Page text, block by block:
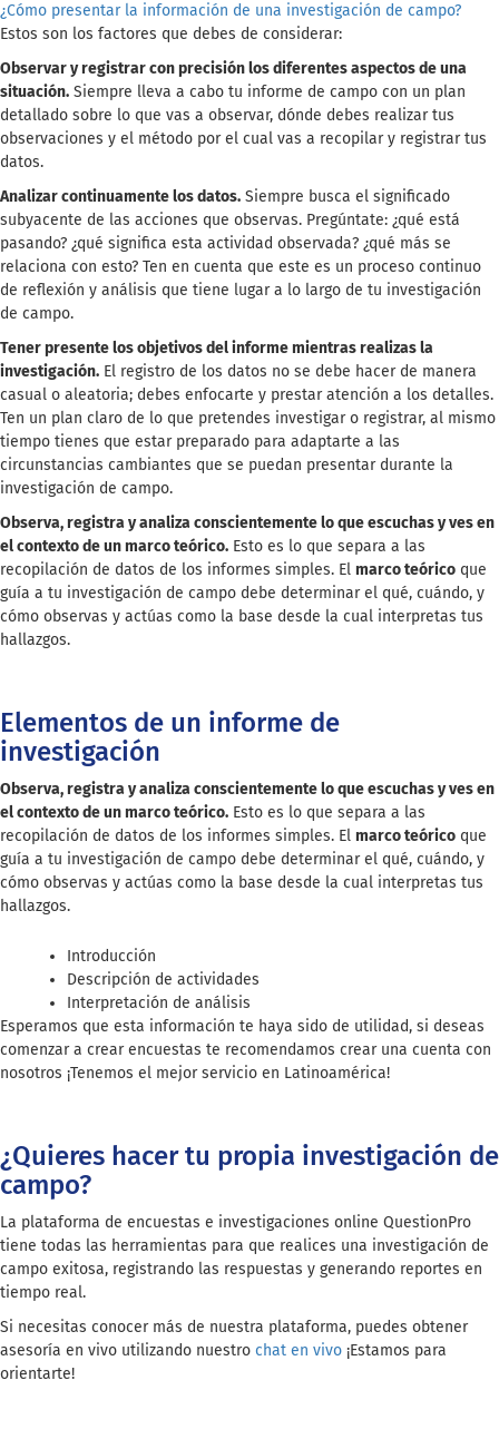
¿Cómo presentar la información de una investigación de campo?
Estos son los factores que debes de considerar:
Observar y registrar con precisión los diferentes aspectos de una
situación. Siempre lleva a cabo tu informe de campo con un plan
detallado sobre lo que vas a observar, dónde debes realizar tus
observaciones y el método por el cual vas a recopilar y registrar tus
datos.
Analizar continuamente los datos. Siempre busca el significado
subyacente de las acciones que observas. Pregúntate: ¿qué está
pasando? ¿qué significa esta actividad observada? ¿qué más se
relaciona con esto? Ten en cuenta que este es un proceso continuo
de reflexión y análisis que tiene lugar a lo largo de tu investigación
de campo.
Tener presente los objetivos del informe mientras realizas la
investigación. El registro de los datos no se debe hacer de manera
casual o aleatoria; debes enfocarte y prestar atención a los detalles.
Ten un plan claro de lo que pretendes investigar o registrar, al mismo
tiempo tienes que estar preparado para adaptarte a las
circunstancias cambiantes que se puedan presentar durante la
investigación de campo.
Observa, registra y analiza conscientemente lo que escuchas y ves en
el contexto de un marco teórico. Esto es lo que separa a las
recopilación de datos de los informes simples. El marco teórico que
guía a tu investigación de campo debe determinar el qué, cuándo, y
cómo observas y actúas como la base desde la cual interpretas tus
hallazgos.
Elementos de un informe de
investigación
Observa, registra y analiza conscientemente lo que escuchas y ves en
el contexto de un marco teórico. Esto es lo que separa a las
recopilación de datos de los informes simples. El marco teórico que
guía a tu investigación de campo debe determinar el qué, cuándo, y
cómo observas y actúas como la base desde la cual interpretas tus
hallazgos.
Introducción
Descripción de actividades
Interpretación de análisis
Esperamos que esta información te haya sido de utilidad, si deseas
comenzar a crear encuestas te recomendamos crear una cuenta con
nosotros ¡Tenemos el mejor servicio en Latinoamérica!
¿Quieres hacer tu propia investigación de
campo?
La plataforma de encuestas e investigaciones online QuestionPro
tiene todas las herramientas para que realices una investigación de
campo exitosa, registrando las respuestas y generando reportes en
tiempo real.
Si necesitas conocer más de nuestra plataforma, puedes obtener
asesoría en vivo utilizando nuestro chat en vivo ¡Estamos para
orientarte!